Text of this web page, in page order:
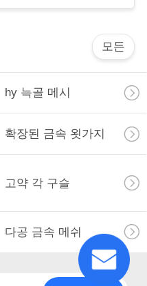
모든
hy 늑골 메시
확장된 금속 욋가지
고약 각 구슬
다공 금속 메쉬